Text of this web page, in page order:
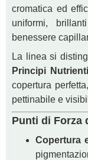
cromatica ed
uniformi,
benessere
La linea si
Principi
copertura
pettinabile e
Punti di Forza
Copertura